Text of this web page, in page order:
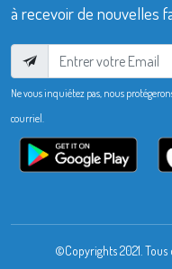
à recevoir de nouvelles
Ne vous inquiétez pas, nous
courriel.
©Copyrights 2021. Tous